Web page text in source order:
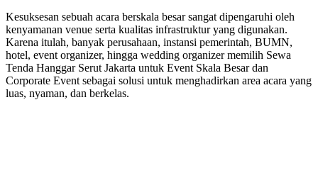
Kesuksesan sebuah acara berskala besar sangat dipengaruhi oleh
kenyamanan venue serta kualitas infrastruktur yang digunakan.
Karena itulah, banyak perusahaan, instansi pemerintah, BUMN,
hotel, event organizer, hingga wedding organizer memilih Sewa
Tenda Hanggar Serut Jakarta untuk Event Skala Besar dan
Corporate Event sebagai solusi untuk menghadirkan area acara yang
luas, nyaman, dan berkelas.